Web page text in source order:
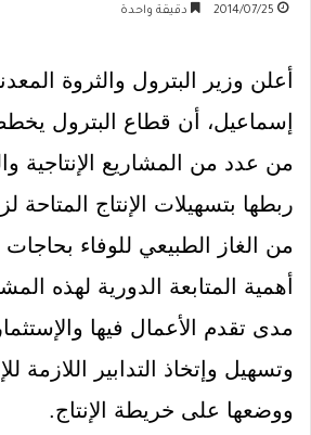
2014/07/25 دقيقة واحدة
أعلن وزير البترول والثروة
إسماعيل، أن قطاع البترول يخطط
من عدد من المشاريع الإنتاجية
ربطها بتسهيلات الإنتاج المتاحة
من الغاز الطبيعي للوفاء بحاجات
أهمية المتابعة الدورية لهذه
مدى تقدم الأعمال فيها
وتسهيل وإتخاذ التدابير اللازمة
ووضعها على خريطة الإنتاج.